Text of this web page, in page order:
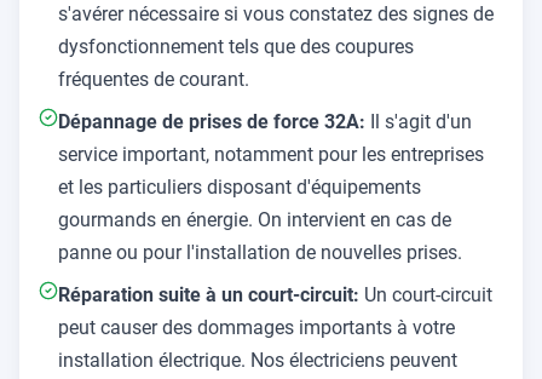
s'avérer nécessaire si vous constatez des signes de
dysfonctionnement tels que des coupures
fréquentes de courant.
Dépannage de prises de force 32A: Il s'agit d'un
service important, notamment pour les entreprises
et les particuliers disposant d'équipements
gourmands en énergie. On intervient en cas de
panne ou pour l'installation de nouvelles prises.
Réparation suite à un court-circuit: Un court-circuit
peut causer des dommages importants à votre
installation électrique. Nos électriciens peuvent